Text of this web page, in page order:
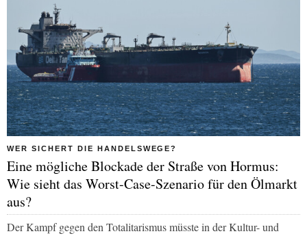
WER SICHERT DIE HANDELSWEGE?
Eine mögliche Blockade der Straße von Hormus:
Wie sieht das Worst-Case-Szenario für den Ölmarkt
aus?
Der Kampf gegen den Totalitarismus müsste in der Kultur- und